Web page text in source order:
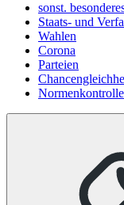
sonst.
Staats- und
Wahlen
Corona
Parteien
Normenkontrolle